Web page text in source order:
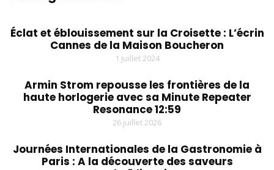
Éclat et éblouissement sur la Croisette : L’écrin
Cannes de la Maison Boucheron
1 juillet 2024
Armin Strom repousse les frontières de la
haute horlogerie avec sa Minute Repeater
Resonance 12:59
26 juillet 2026
Journées Internationales de la Gastronomie à
Paris : A la découverte des saveurs